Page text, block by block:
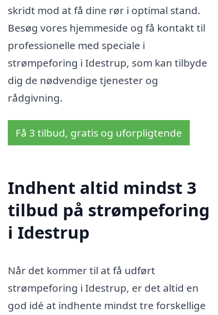
skridt mod at få dine rør i optimal stand.
Besøg vores hjemmeside og få kontakt til
professionelle med speciale i
strømpeforing i Idestrup, som kan tilbyde
dig de nødvendige tjenester og
rådgivning.
Få 3 tilbud, gratis og uforpligtende
Indhent altid mindst 3
tilbud på strømpeforing
i Idestrup
Når det kommer til at få udført
strømpeforing i Idestrup, er det altid en
god idé at indhente mindst tre forskellige